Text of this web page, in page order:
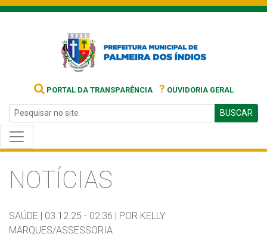
PORTAL DA TRANSPARÊNCIA ? OUVIDORIA GERAL
BUSCAR
NOTÍCIAS
SAÚDE | 03.12.25 - 02:36 | POR KELLY
MARQUES/ASSESSORIA